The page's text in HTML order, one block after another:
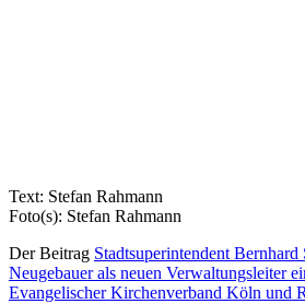
Text: Stefan Rahmann
Foto(s): Stefan Rahmann
Der Beitrag Stadtsuperintendent Bernhard
Neugebauer als neuen Verwaltungsleiter
Evangelischer Kirchenverband Köln und